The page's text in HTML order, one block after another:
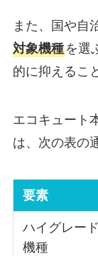
また、国や自
対象機種を選
的に抑えるこ
エコキュート
は、次の表の
要素
ハイグレード
機種